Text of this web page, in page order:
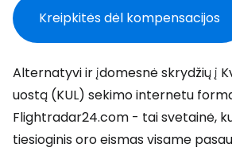
Kreipkitės dėl kompensacijos
Alternatyvi ir įdomesnė skrydžių į
uostą (KUL) sekimo internetu
Flightradar24.com - tai svetainė,
tiesioginis oro eismas visame